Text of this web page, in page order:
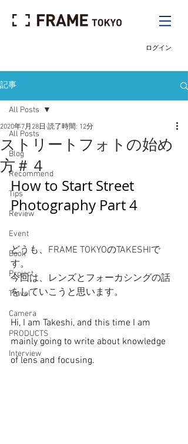
ログイン
記事
All Posts
Blog
Recommend
Tips
Review
Event
Book
Project
Travel
Camera
PRODUCTS
Interview
All Posts
ストリートフォトの始め
方＃４
2020年7月28日 読了時間: 12分
How to Start Street
Photography Part 4
どうも、FRAME TOKYOのTAKESHIで
す。
今回は、レンズとフォーカシングの話
をしていこうと思います。
Hi, I am Takeshi, and this time I am
mainly going to write about knowledge
of lens and focusing.